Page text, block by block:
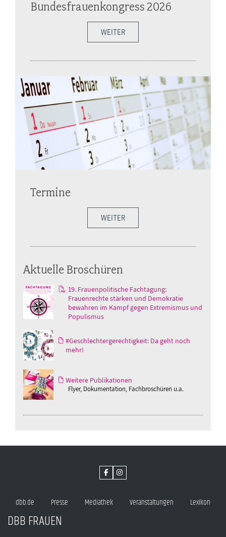
Bundesfrauenkongress 2026
WEITER
Termine
WEITER
Aktuelle Broschüren
19. Frauenpolitische Fachtagung:
Frauenrechte stärken und Demokratie
bewahren im Kampf gegen Extremismus und
Populismus
#Geschlechtergerechtigkeit: Da geht noch
mehr!
Weitere Publikationen
Flyer, Dokumentation, Fachbroschüren u.a.
dbb.de Presse Mediathek Veranstaltungen Lexikon
DBB FRAUEN